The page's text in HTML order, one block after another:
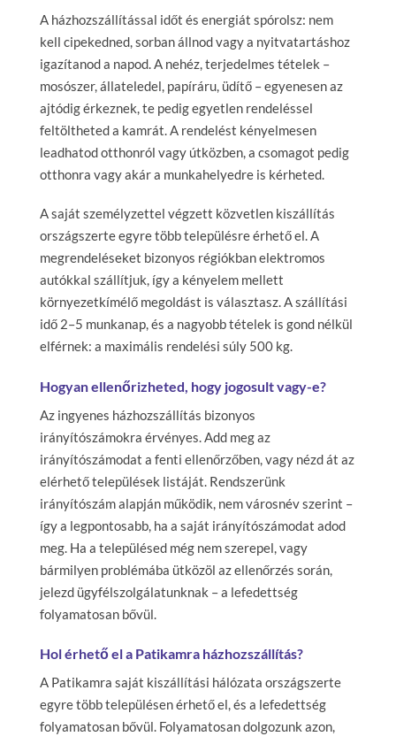
A házhozszállítással időt és energiát spórolsz: nem
kell cipekedned, sorban állnod vagy a nyitvatartáshoz
igazítanod a napod. A nehéz, terjedelmes tételek –
mosószer, állateledel, papíráru, üdítő – egyenesen az
ajtódig érkeznek, te pedig egyetlen rendeléssel
feltöltheted a kamrát. A rendelést kényelmesen
leadhatod otthonról vagy útközben, a csomagot pedig
otthonra vagy akár a munkahelyedre is kérheted.
A saját személyzettel végzett közvetlen kiszállítás
országszerte egyre több településre érhető el. A
megrendeléseket bizonyos régiókban elektromos
autókkal szállítjuk, így a kényelem mellett
környezetkímélő megoldást is választasz. A szállítási
idő 2–5 munkanap, és a nagyobb tételek is gond nélkül
elférnek: a maximális rendelési súly 500 kg.
Hogyan ellenőrizheted, hogy jogosult vagy-e?
Az ingyenes házhozszállítás bizonyos
irányítószámokra érvényes. Add meg az
irányítószámodat a fenti ellenőrzőben, vagy nézd át az
elérhető települések listáját. Rendszerünk
irányítószám alapján működik, nem városnév szerint –
így a legpontosabb, ha a saját irányítószámodat adod
meg. Ha a településed még nem szerepel, vagy
bármilyen problémába ütközöl az ellenőrzés során,
jelezd ügyfélszolgálatunknak – a lefedettség
folyamatosan bővül.
Hol érhető el a Patikamra házhozszállítás?
A Patikamra saját kiszállítási hálózata országszerte
egyre több településen érhető el, és a lefedettség
folyamatosan bővül. Folyamatosan dolgozunk azon,